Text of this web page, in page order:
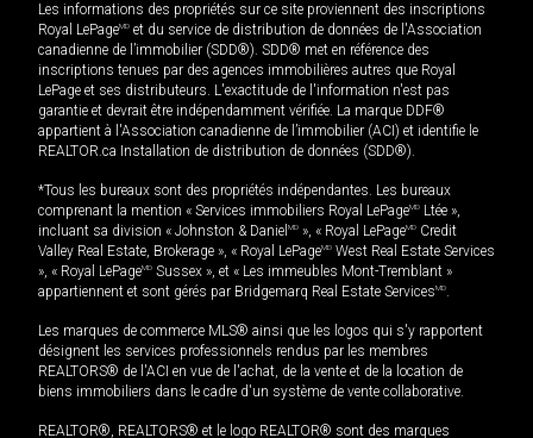
Les informations des propriétés sur ce site proviennent des inscriptions
Royal LePageMD et du service de distribution de données de l'Association
canadienne de l’immobilier (SDD®). SDD® met en référence des
inscriptions tenues par des agences immobilières autres que Royal
LePage et ses distributeurs. L'exactitude de l'information n'est pas
garantie et devrait être indépendamment vérifiée. La marque DDF®
appartient à l'Association canadienne de l’immobilier (ACI) et identifie le
REALTOR.ca Installation de distribution de données (SDD®).
*Tous les bureaux sont des propriétés indépendantes. Les bureaux
comprenant la mention « Services immobiliers Royal LePageMD Ltée »,
incluant sa division « Johnston & Daniel MD », « Royal LePageMD Credit
Valley Real Estate, Brokerage », « Royal LePageMD West Real Estate Services
», « Royal LePageMD Sussex », et « Les immeubles Mont-Tremblant »
appartiennent et sont gérés par Bridgemarq Real Estate ServicesMD.
Les marques de commerce MLS® ainsi que les logos qui s'y rapportent
désignent les services professionnels rendus par les membres
REALTORS® de l'ACI en vue de l'achat, de la vente et de la location de
biens immobiliers dans le cadre d'un système de vente collaborative.
REALTOR®, REALTORS® et le logo REALTOR® sont des marques